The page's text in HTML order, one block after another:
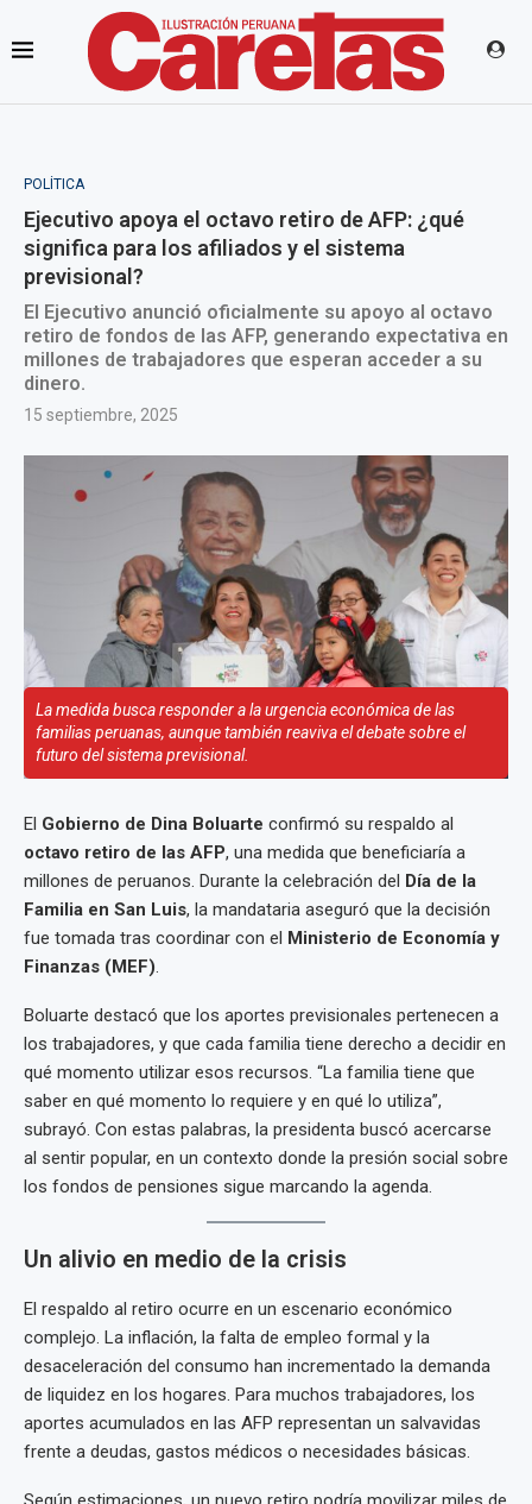
POLÍTICA
Ejecutivo apoya el octavo retiro de AFP: ¿qué
significa para los afiliados y el sistema
previsional?
El Ejecutivo anunció oficialmente su apoyo al octavo
retiro de fondos de las AFP, generando expectativa en
millones de trabajadores que esperan acceder a su
dinero.
15 septiembre, 2025
La medida busca responder a la urgencia económica de las
familias peruanas, aunque también reaviva el debate sobre el
futuro del sistema previsional.
El Gobierno de Dina Boluarte confirmó su respaldo al
octavo retiro de las AFP, una medida que beneficiaría a
millones de peruanos. Durante la celebración del Día de la
Familia en San Luis, la mandataria aseguró que la decisión
fue tomada tras coordinar con el Ministerio de Economía y
Finanzas (MEF).
Boluarte destacó que los aportes previsionales pertenecen a
los trabajadores, y que cada familia tiene derecho a decidir en
qué momento utilizar esos recursos. “La familia tiene que
saber en qué momento lo requiere y en qué lo utiliza”,
subrayó. Con estas palabras, la presidenta buscó acercarse
al sentir popular, en un contexto donde la presión social sobre
los fondos de pensiones sigue marcando la agenda.
Un alivio en medio de la crisis
El respaldo al retiro ocurre en un escenario económico
complejo. La inflación, la falta de empleo formal y la
desaceleración del consumo han incrementado la demanda
de liquidez en los hogares. Para muchos trabajadores, los
aportes acumulados en las AFP representan un salvavidas
frente a deudas, gastos médicos o necesidades básicas.